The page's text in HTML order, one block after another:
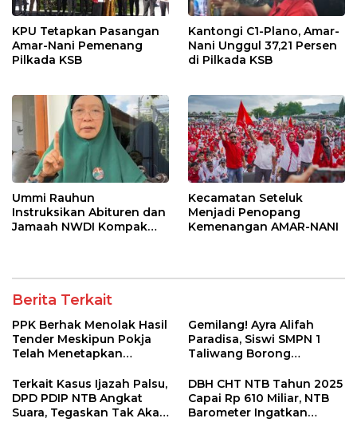
KPU Tetapkan Pasangan
Amar-Nani Pemenang
Pilkada KSB
Kantongi C1-Plano, Amar-
Nani Unggul 37,21 Persen
di Pilkada KSB
Ummi Rauhun
Instruksikan Abituren dan
Jamaah NWDI Kompak
Kecamatan Seteluk
Menjadi Penopang
Kemenangan AMAR-NANI
Berita Terkait
PPK Berhak Menolak Hasil
Tender Meskipun Pokja
Telah Menetapkan
Gemilang! Ayra Alifah
Paradisa, Siswi SMPN 1
Taliwang Borong
Remaja NTB 2026
Terkait Kasus Ijazah Palsu,
DPD PDIP NTB Angkat
Suara, Tegaskan Tak Akan
DBH CHT NTB Tahun 2025
Capai Rp 610 Miliar, NTB
Barometer Ingatkan